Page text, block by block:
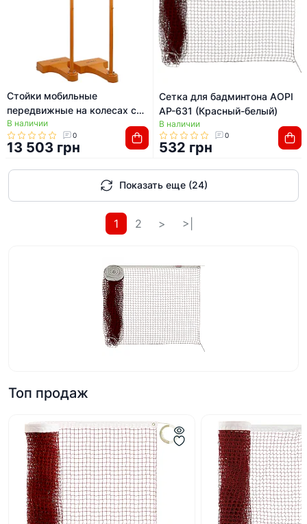
Стойки мобильные
передвижные на колесах с
противовесами для
бадминтона и волейбола 2шт
AOPI AP-9025
В наличии
0
13 503 грн
Сетка для бадминтона AOPI
AP-631 (Красный-белый)
В наличии
0
532 грн
Показать еще (24)
1 2 > >|
Топ продаж